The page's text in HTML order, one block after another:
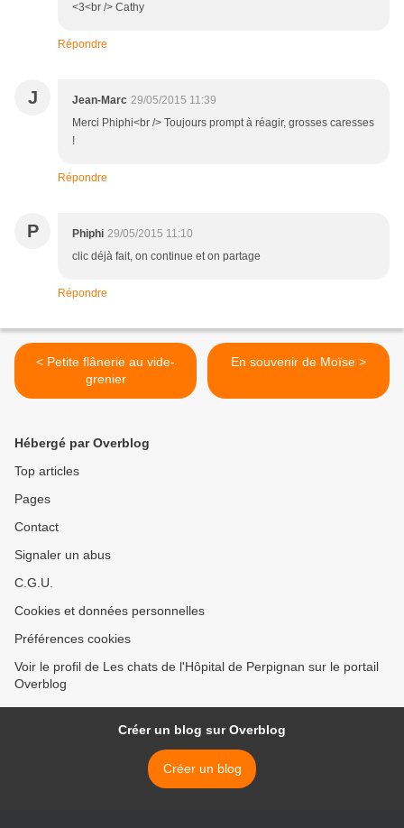
<3<br /> Cathy
Répondre
J Jean-Marc 29/05/2015 11:39
Merci Phiphi<br /> Toujours prompt à réagir, grosses caresses
!
Répondre
P Phiphi 29/05/2015 11:10
clic déjà fait, on continue et on partage
Répondre
< Petite flânerie au vide-
grenier
En souvenir de Moïse >
Hébergé par Overblog
Top articles
Pages
Contact
Signaler un abus
C.G.U.
Cookies et données personnelles
Préférences cookies
Voir le profil de Les chats de l'Hôpital de Perpignan sur le portail
Overblog
Créer un blog sur Overblog
Créer un blog